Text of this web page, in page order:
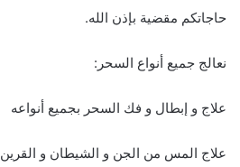
حاجاتكم مقضية بإذن الله.
نعالج جميع أنواع السحر:
علاج و إبطال و فك السحر بجميع أنواعه
علاج المس من الجن و الشيطان و القرين